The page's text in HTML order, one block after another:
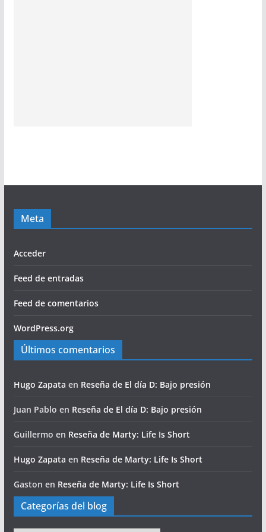
Meta
Acceder
Feed de entradas
Feed de comentarios
WordPress.org
Últimos comentarios
Hugo Zapata en Reseña de El día D: Bajo presión
Juan Pablo en Reseña de El día D: Bajo presión
Guillermo en Reseña de Marty: Life Is Short
Hugo Zapata en Reseña de Marty: Life Is Short
Gaston en Reseña de Marty: Life Is Short
Categorías del blog